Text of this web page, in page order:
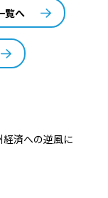
覧へ
済への逆風に